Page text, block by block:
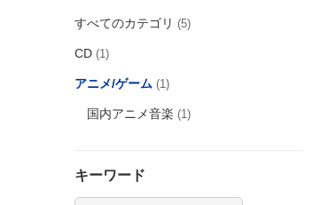
すべてのカテゴリ (5)
CD (1)
アニメ/ゲーム (1)
国内アニメ音楽 (1)
キーワード